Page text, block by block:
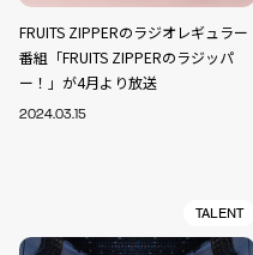
FRUITS ZIPPERのラジオレギュラー
番組「FRUITS ZIPPERのラジッパ
ー！」が4月より放送
2024.03.15
TALENT